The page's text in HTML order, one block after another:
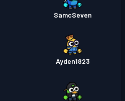
SamcSeven
Ayden1823